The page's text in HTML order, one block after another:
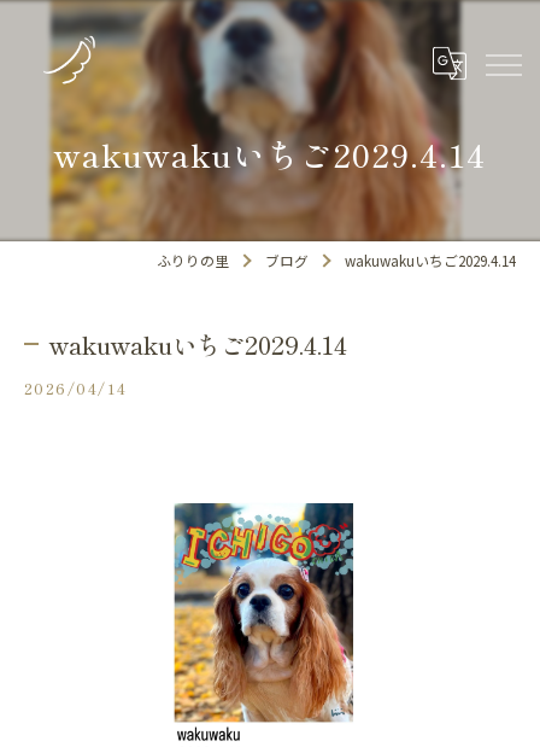
wakuwakuいちご2029.4.14
ふりりの里 ブログ wakuwakuいちご2029.4.14
wakuwakuいちご2029.4.14
2026/04/14